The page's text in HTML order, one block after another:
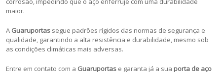
maior.
A Guaruportas segue padrões rígidos das normas de segurança e
qualidade, garantindo a alta resistência e durabilidade, mesmo sob
as condições climáticas mais adversas.
Entre em contato com a Guaruportas e garanta já a sua porta de aço